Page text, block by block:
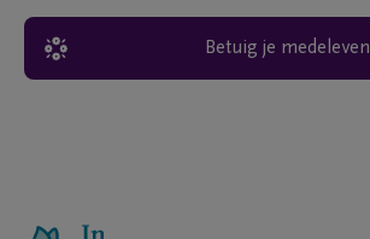
Betuig je medeleven